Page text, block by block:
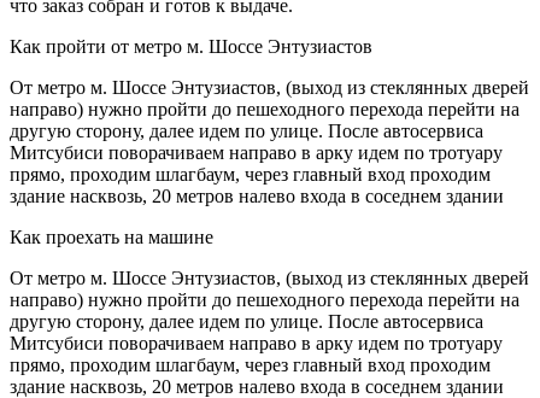
что заказ собран и готов к выдаче.
Как пройти от метро м. Шоссе Энтузиастов
От метро м. Шоссе Энтузиастов, (выход из стеклянных дверей
направо) нужно пройти до пешеходного перехода перейти на
другую сторону, далее идем по улице. После автосервиса
Митсубиси поворачиваем направо в арку идем по тротуару
прямо, проходим шлагбаум, через главный вход проходим
здание насквозь, 20 метров налево входа в соседнем здании
Как проехать на машине
От метро м. Шоссе Энтузиастов, (выход из стеклянных дверей
направо) нужно пройти до пешеходного перехода перейти на
другую сторону, далее идем по улице. После автосервиса
Митсубиси поворачиваем направо в арку идем по тротуару
прямо, проходим шлагбаум, через главный вход проходим
здание насквозь, 20 метров налево входа в соседнем здании